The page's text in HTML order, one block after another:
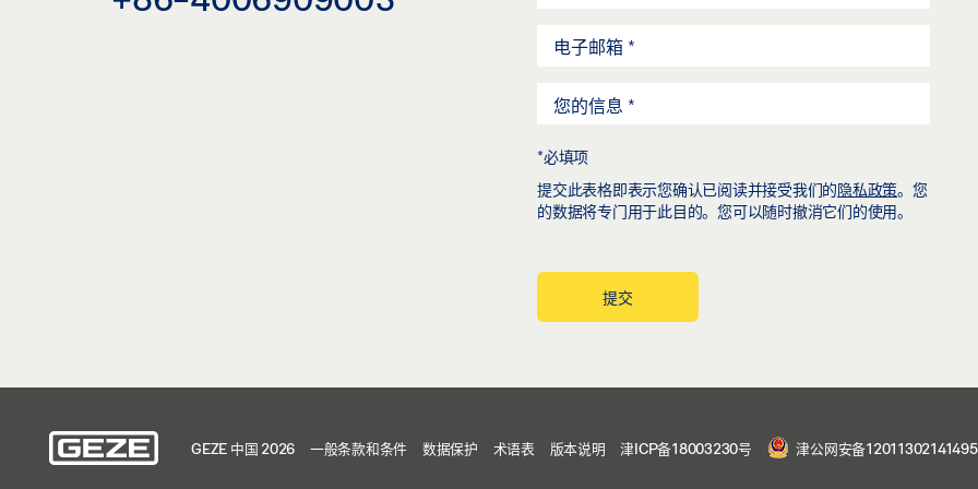
*必填项
提交此表格即表示您确认已阅读并接受我们的隐私政策。您
的数据将专门用于此目的。您可以随时撤消它们的使用。
提交
GEZE 中国 2026 一般条款和条件 数据保护 术语表 版本说明 津ICP备18003230号 津公网安备